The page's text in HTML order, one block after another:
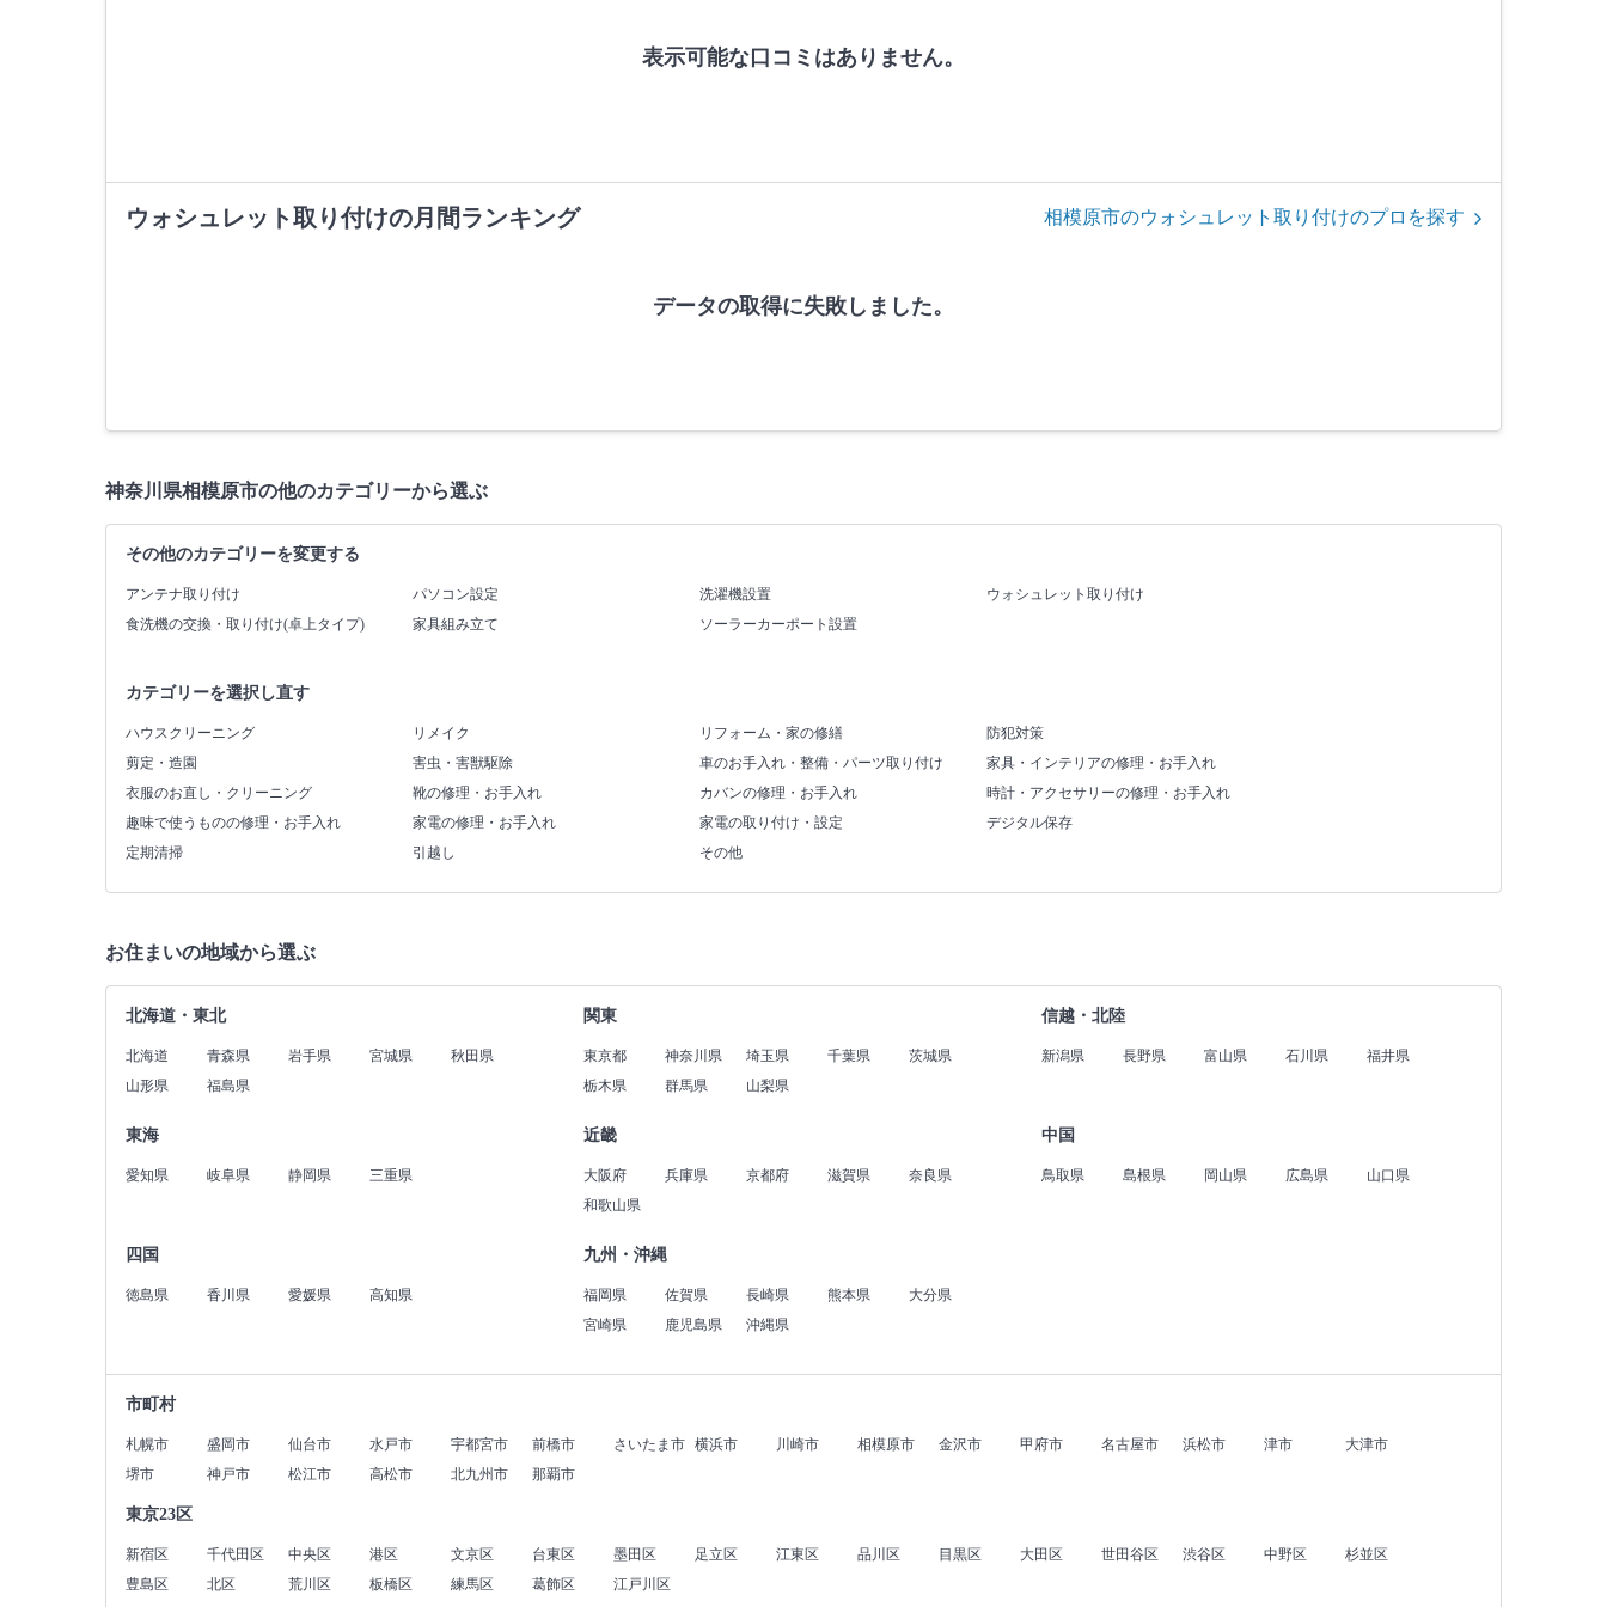
表示可能な口コミはありません。
ウォシュレット取り付けの月間ランキング 相模原市のウォシュレット取り付けのプロを探す
データの取得に失敗しました。
神奈川県相模原市の他のカテゴリーから選ぶ
その他のカテゴリーを変更する
アンテナ取り付け パソコン設定 洗濯機設置
ウォシュレット取り付け
食洗機の交換・取り付け(卓上タイプ)
家具組み立て ソーラーカーポート設置
カテゴリーを選択し直す
ハウスクリーニング リメイク リフォーム・家の修繕
防犯対策
剪定・造園
害虫・害獣駆除 車のお手入れ・整備・パーツ取り付け
家具・インテリアの修理・お手入れ
衣服のお直し・クリーニング
靴の修理・お手入れ カバンの修理・お手入れ
時計・アクセサリーの修理・お手入れ
趣味で使うものの修理・お手入れ
家電の修理・お手入れ 家電の取り付け・設定
デジタル保存
定期清掃
引越し その他
お住まいの地域から選ぶ
北海道・東北
北海道 青森県 岩手県 宮城県
秋田県
山形県
福島県
関東
東京都 神奈川県 埼玉県 千葉県
茨城県
栃木県
群馬県 山梨県
信越・北陸
新潟県 長野県 富山県 石川県 福井県
東海
愛知県 岐阜県 静岡県 三重県
近畿
大阪府 兵庫県 京都府 滋賀県
奈良県
和歌山県
中国
鳥取県 島根県 岡山県 広島県 山口県
四国
徳島県 香川県 愛媛県 高知県
九州・沖縄
福岡県 佐賀県 長崎県 熊本県
大分県
宮崎県
鹿児島県 沖縄県
市町村
札幌市 盛岡市 仙台市 水戸市 宇都宮市 前橋市 さいたま市 横浜市 川崎市 相模原市 金沢市 甲府市 名古屋市 浜松市 津市
大津市
堺市
神戸市 松江市 高松市 北九州市 那覇市
東京23区
新宿区 千代田区 中央区 港区 文京区 台東区 墨田区 足立区 江東区 品川区 目黒区 大田区 世田谷区 渋谷区 中野区
杉並区
豊島区
北区 荒川区 板橋区 練馬区 葛飾区 江戸川区